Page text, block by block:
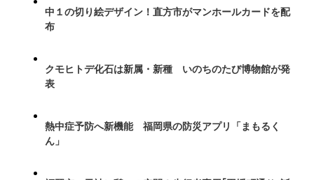
中１の切り絵デザイン！直方市がマンホールカードを配
布
クモヒトデ化石は新属・新種 いのちのたび博物館が発
表
熱中症予防へ新機能 福岡県の防災アプリ「まもるく
ん」